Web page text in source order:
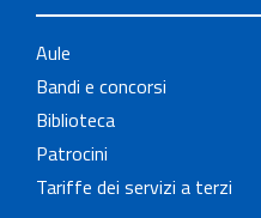
Aule
Bandi e concorsi
Biblioteca
Patrocini
Tariffe dei servizi a terzi